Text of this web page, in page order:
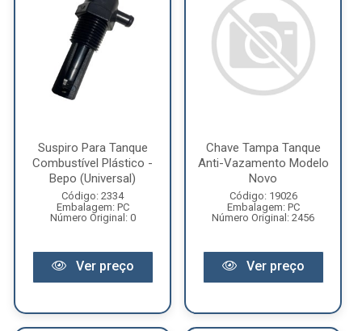
Suspiro Para Tanque
Combustível Plástico -
Bepo (Universal)
Código: 2334
Embalagem: PC
Número Original: 0
Ver preço
Chave Tampa Tanque
Anti-Vazamento Modelo
Novo
Código: 19026
Embalagem: PC
Número Original: 2456
Ver preço